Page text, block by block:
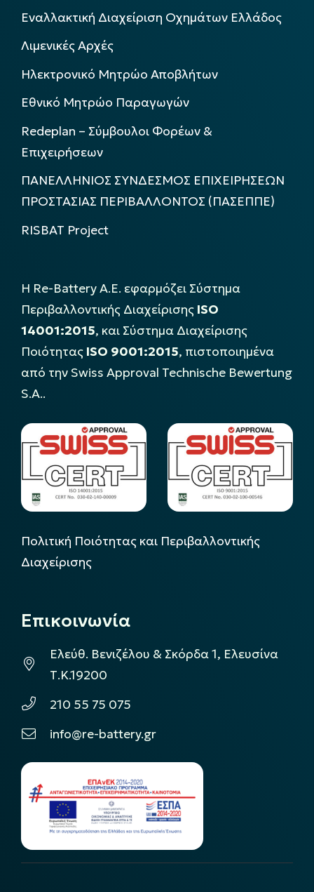
Εναλλακτική Διαχείριση Οχημάτων Ελλάδος
Λιμενικές Αρχές
Ηλεκτρονικό Μητρώο Αποβλήτων
Εθνικό Μητρώο Παραγωγών
Redeplan – Σύμβουλοι Φορέων &
Επιχειρήσεων
ΠΑΝΕΛΛΗΝΙΟΣ ΣΥΝΔΕΣΜΟΣ ΕΠΙΧΕΙΡΗΣΕΩΝ
ΠΡΟΣΤΑΣΙΑΣ ΠΕΡΙΒΑΛΛΟΝΤΟΣ (ΠΑΣΕΠΠΕ)
RISBAT Project
Η Re-Battery Α.Ε. εφαρμόζει Σύστημα
Περιβαλλοντικής Διαχείρισης ISO
14001:2015, και Σύστημα Διαχείρισης
Ποιότητας ISO 9001:2015, πιστοποιημένα
από την Swiss Approval Technische Bewertung
S.A..
Πολιτική Ποιότητας και Περιβαλλοντικής
Διαχείρισης
Επικοινωνία
Ελεύθ. Βενιζέλου & Σκόρδα 1, Ελευσίνα
Τ.Κ.19200
210 55 75 075
info@re-battery.gr